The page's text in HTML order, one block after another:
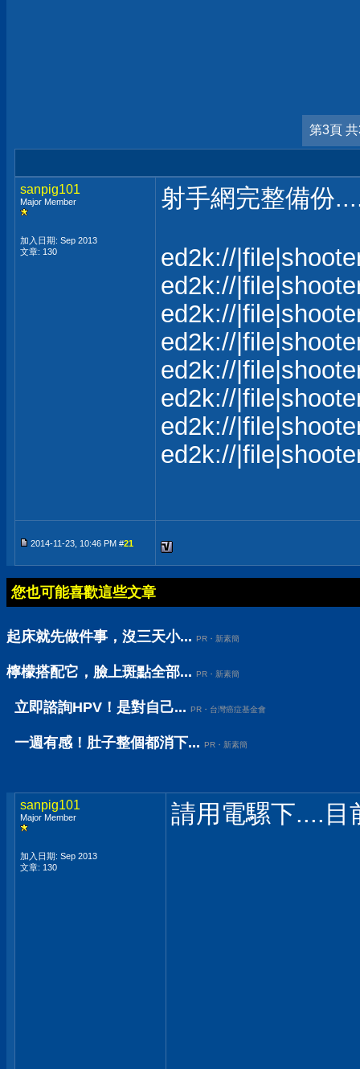
第3頁
sanpig101
Major Member
加入日期: Sep 2013
文章: 130
射手網完整備份
ed2k://
ed2k://
ed2k://
ed2k://
ed2k://
ed2k://
ed2k://
ed2k://
2014-11-23, 10:46 PM #21
您也可能喜歡這些文章
起床就先做件事，沒三天小... PR・新素簡
檸檬搭配它，臉上斑點全部... PR・新素簡
立即諮詢HPV！是對自己... PR・台灣癌症基金會
一週有感！肚子整個都消下... PR・新素簡
sanpig101
Major Member
加入日期: Sep 2013
文章: 130
請用電騾下....目